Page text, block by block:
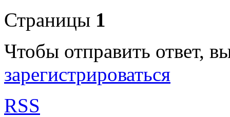
Страницы 1
Чтобы отправить ответ,
зарегистрироваться
RSS